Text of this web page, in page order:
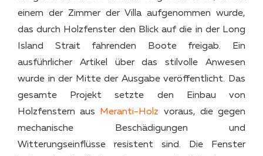
einem der Zimmer der Villa aufgenommen wurde,
das durch Holzfenster den Blick auf die in der Long
Island Strait fahrenden Boote freigab. Ein
ausführlicher Artikel über das stilvolle Anwesen
wurde in der Mitte der Ausgabe veröffentlicht. Das
gesamte Projekt setzte den Einbau von
Holzfenstern aus
Meranti-Holz voraus, die gegen
mechanische Beschädigungen und
Witterungseinflüsse resistent sind. Die Fenster